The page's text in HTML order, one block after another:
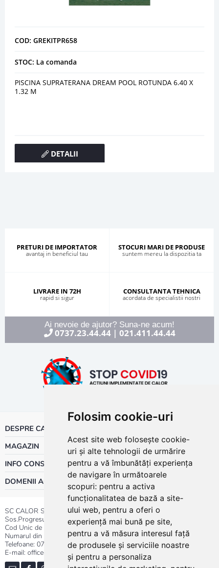
Folosim cookie-uri
Acest site web folosește cookie-
uri și alte tehnologii de urmărire
pentru a vă îmbunătăți experiența
de navigare în următoarele
scopuri: pentru a activa
funcționalitatea de bază a site-
ului web, pentru a oferi o
experiență mai bună pe site,
pentru a vă măsura interesul față
de produsele și serviciile noastre
și pentru a personaliza
COD: GREKITPR658
STOC: La comanda
PISCINA SUPRATERANA DREAM POOL ROTUNDA 6.40 X
1.32 M
DETALII
PRETURI DE IMPORTATOR
avantaj in beneficiul tau
STOCURI MARI DE PRODUSE
suntem mereu la dispozitia ta
LIVRARE IN 72H
rapid si sigur
CONSULTANTA TEHNICA
acordata de specialistii nostri
Ai nevoie de ajutor? Suna-ne acum!
0737.23.44.44| 021.411.44.44
DESPRE CALOR
MAGAZIN
INFO CONSUMATOR
DOMENII ACTIVITATE
SC CALOR SRL
Sos.Progresului nr.30-40, Sector 5, Bucuresti
Cod Unic de Inregistrare: RO 3004724
Numarul din Registrul Comertului:J40/13176/1991
Telefoane: 0737.23.44.44|021.411.44.44
E-mail: office@calor.ro